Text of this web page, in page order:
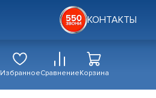
КОНТАКТЫ
ИзбранноеСравнениеКорзина